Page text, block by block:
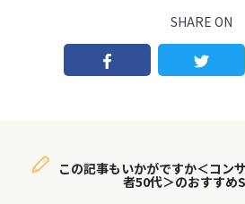
SHARE ON
この記事もいかがですか＜コン
者50代＞のおすすめ